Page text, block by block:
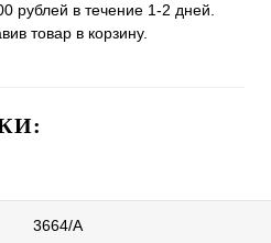
рублей в течение 1-2 дней.
товар в корзину.
3664/A